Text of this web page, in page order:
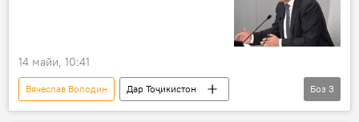
14 майи, 10:41
Вячеслав Володин
Дар Тоҷикистон
Русия
ҳамкорӣ
Муҳоҷират
Боз 3